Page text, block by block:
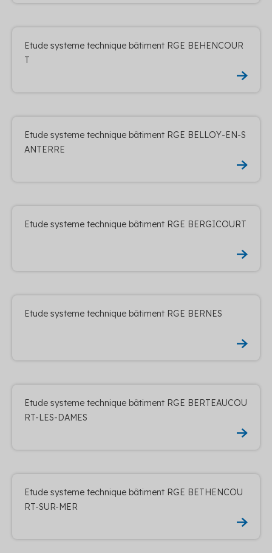
Etude systeme technique bâtiment RGE BEHENCOUR
T
Etude systeme technique bâtiment RGE BELLOY-EN-S
ANTERRE
Etude systeme technique bâtiment RGE BERGICOURT
Etude systeme technique bâtiment RGE BERNES
Etude systeme technique bâtiment RGE BERTEAUCOU
RT-LES-DAMES
Etude systeme technique bâtiment RGE BETHENCOU
RT-SUR-MER